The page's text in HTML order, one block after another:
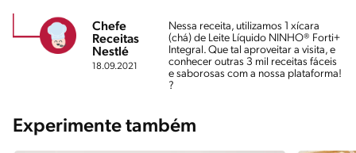
Chefe
Receitas
Nestlé
18.09.2021
Nessa receita, utilizamos 1 xícara
(chá) de Leite Líquido NINHO® Forti+
Integral. Que tal aproveitar a visita, e
conhecer outras 3 mil receitas fáceis
e saborosas com a nossa plataforma!
?
Experimente também